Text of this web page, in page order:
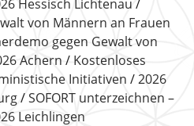
Hessisch Lichtenau
von Männern an Frauen
gegen Gewalt von
Achern
Kostenloses
Initiativen
2026
SOFORT unterzeichnen –
Leichlingen